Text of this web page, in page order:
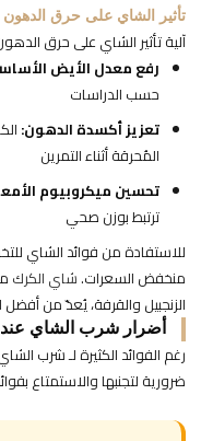
تأثير الشاي على حرق الدهون
آلية تأثير الشاي على حرق
رفع معدل الأيض
حسب الدراسات
تعزيز أكسدة الدهون:
المُحرقة أثناء التمرين
تحسين ميكروبيوم
ترتبط بوزن صحي
للاستفادة من فوائد الشاي
منخفض السعرات.شاي الكرك
الزنجبيل والقرفة، يُعدّ من
أضرار شرب الشاي عند
رغم الفوائد الكثيرة لـ شرب
ضرورية لتجنبها والاستمتاع